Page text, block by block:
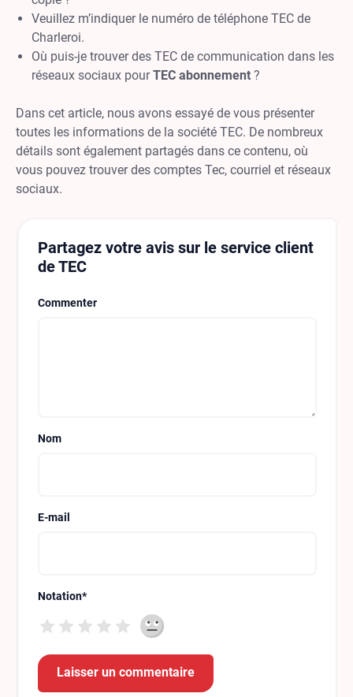
Veuillez m’indiquer le numéro de téléphone TEC de
Charleroi.
Où puis-je trouver des TEC de communication dans les
réseaux sociaux pourTEC abonnement ?
Dans cet article, nous avons essayé de vous présenter
toutes les informations de la société TEC. De nombreux
détails sont également partagés dans ce contenu, où
vous pouvez trouver des comptes Tec, courriel et réseaux
sociaux.
Partagez votre avis sur le service client
de TEC
Commenter
Nom
E-mail
Notation*